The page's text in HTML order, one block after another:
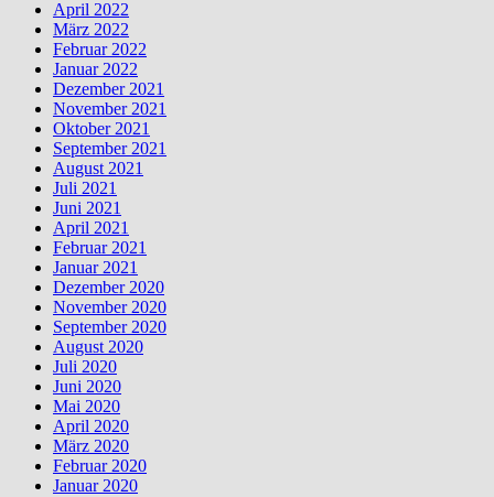
April 2022
März 2022
Februar 2022
Januar 2022
Dezember 2021
November 2021
Oktober 2021
September 2021
August 2021
Juli 2021
Juni 2021
April 2021
Februar 2021
Januar 2021
Dezember 2020
November 2020
September 2020
August 2020
Juli 2020
Juni 2020
Mai 2020
April 2020
März 2020
Februar 2020
Januar 2020